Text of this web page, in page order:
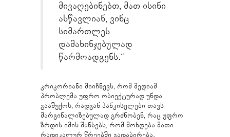
მივაღებინებთ, მათ ისინი
ასწავლიან, ვინც
სიმართლეს
დამახინჯებულად
წარმოადგენს.“
კრიკორიანი მიიჩნევს, რომ მედიამ
პრობლემა უფრო ობიექტურად უნდა
გააშუქოს, რადგან პანკისელები თავს
მარგინალიზებულად გრძნობენ, რაც უფრო
ზრდის იმის შანსებს, რომ მოხდება მათი
რადიკალურ წრეებში გადაბირება.